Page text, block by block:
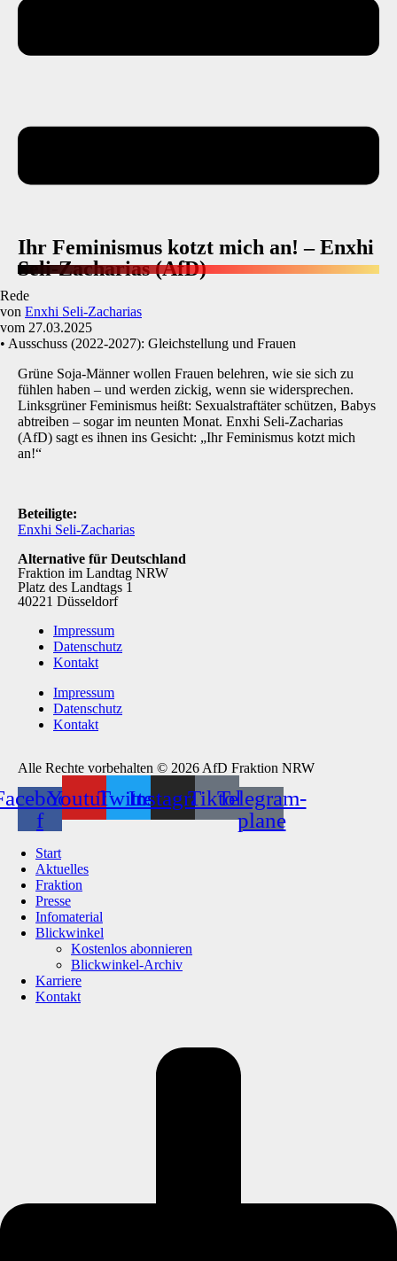
Ihr Feminismus kotzt mich an! – Enxhi
Seli-Zacharias (AfD)
Rede
von Enxhi Seli-Zacharias
vom 27.03.2025
• Ausschuss (2022-2027): Gleichstellung und Frauen
Grüne Soja-Männer wollen Frauen belehren, wie sie sich zu
fühlen haben – und werden zickig, wenn sie widersprechen.
Linksgrüner Feminismus heißt: Sexualstraftäter schützen, Babys
abtreiben – sogar im neunten Monat. Enxhi Seli-Zacharias
(AfD) sagt es ihnen ins Gesicht: „Ihr Feminismus kotzt mich
an!“
Beteiligte:
Enxhi Seli-Zacharias
Alternative für Deutschland
Fraktion im Landtag NRW
Platz des Landtags 1
40221 Düsseldorf
Impressum
Datenschutz
Kontakt
Impressum
Datenschutz
Kontakt
Alle Rechte vorbehalten © 2026 AfD Fraktion NRW
f
YoutubeTwitterInstagramTiktokTelegram-
plane
Start
Aktuelles
Fraktion
Presse
Infomaterial
Blickwinkel
Kostenlos abonnieren
Blickwinkel-Archiv
Karriere
Kontakt